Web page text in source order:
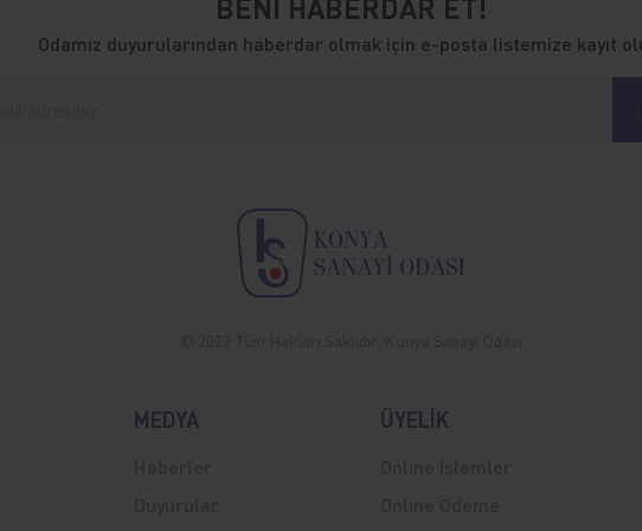
BENİ HABERDAR ET!
Odamız duyurularından haberdar olmak için e-posta listemize kayıt
MEDYA ÜYELİK